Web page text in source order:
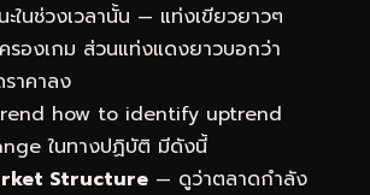
ะในช่วงเวลานั้น — แท่งเขียวยาวๆ
รองเกม ส่วนแท่งแดงยาวบอกว่า
าคาลง
how to identify uptrend
ในทางปฏิบัติ มีดังนี้
Structure — ดูว่าตลาดกำลัง